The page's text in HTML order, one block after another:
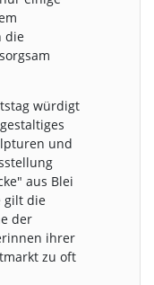
die
würdigt
und
aus Blei
gilt die
der
ihrer
zu oft